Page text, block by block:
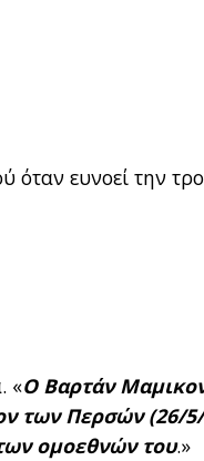
όταν ευνοεί την
«Ο Βαρτάν
των Περσών (26/
ομοεθνών του.»